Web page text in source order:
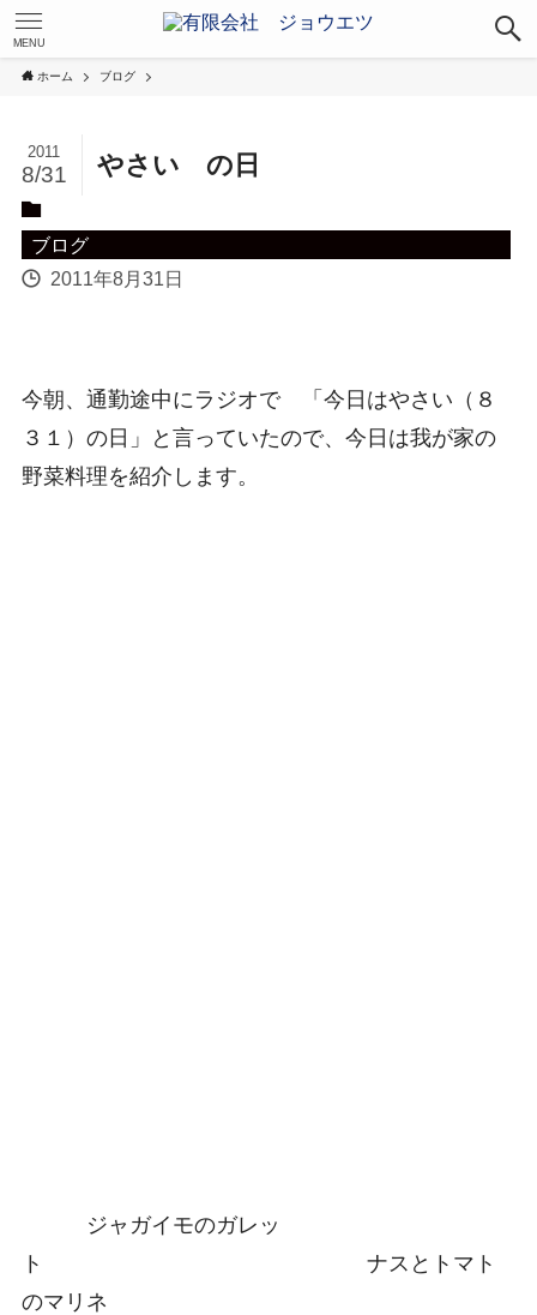
MENU
ホーム ブログ
やさい の日
2011
8/31
ブログ
2011年8月31日
今朝、通勤途中にラジオで 「今日はやさい（８
３１）の日」と言っていたので、今日は我が家の
野菜料理を紹介します。
ジャガイモのガレッ
ト ナスとトマト
のマリネ